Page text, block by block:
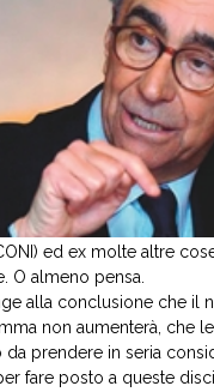
ed ex molte altre
O almeno pensa.
alla conclusione che il
non aumenterà, che
da prendere in seria
fare posto a queste